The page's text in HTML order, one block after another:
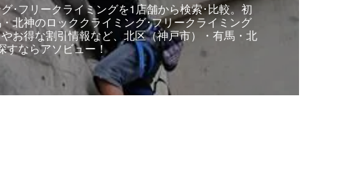
･フリークライミングを1店舗から検索･比較。初
北神のロッククライミング･フリークライミング
お得な割引情報など、北区（神戸市）・有馬・北
すならアソビュー！